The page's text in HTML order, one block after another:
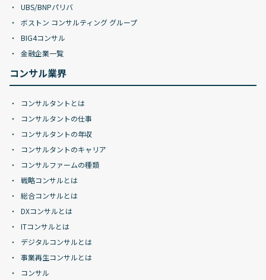
UBS/BNPパリバ
ボストン コンサルティング グループ
BIG4コンサル
金融企業一覧
コンサル業界
コンサルタントとは
コンサルタントの仕事
コンサルタントの年収
コンサルタントのキャリア
コンサルファームの種類
戦略コンサルとは
総合コンサルとは
DXコンサルとは
ITコンサルとは
デジタルコンサルとは
事業再生コンサルとは
コンサル